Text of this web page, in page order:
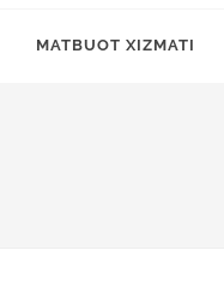
MATBUOT XIZMATI